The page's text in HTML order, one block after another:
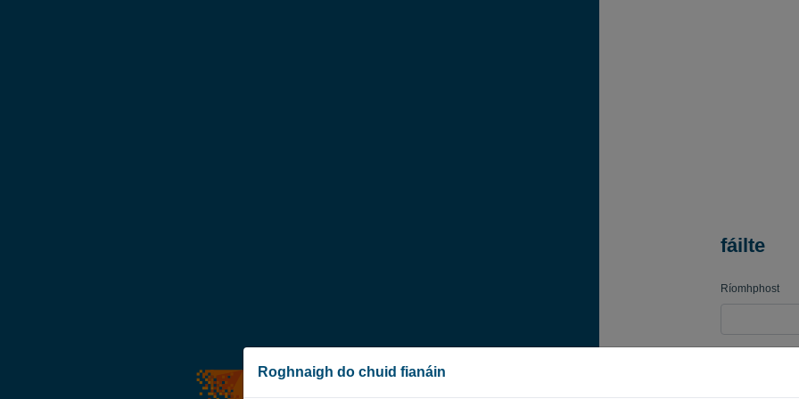
Roghnaigh do chuid fianáin
fáilte
Ríomhphost